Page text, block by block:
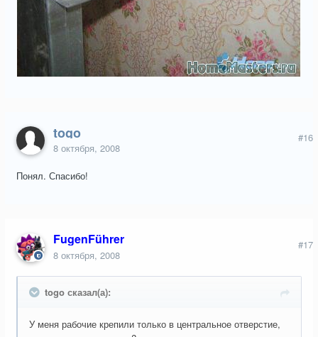
togo
8 октября, 2008
#16
Понял. Спасибо!
FugenFührer
8 октября, 2008
#17
togo сказал(а):
У меня рабочие крепили только в центральное отверстие,